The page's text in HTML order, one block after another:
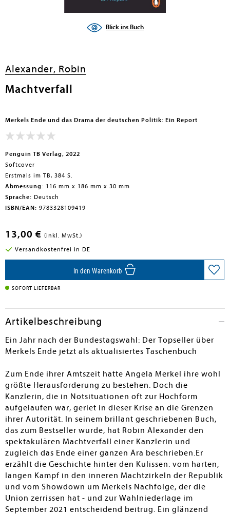
Blick ins Buch
Alexander, Robin
Machtverfall
Merkels Ende und das Drama der deutschen Politik: Ein Report
Penguin TB Verlag, 2022
Softcover
Erstmals im TB, 384 S.
Abmessung: 116 mm x 186 mm x 30 mm
Sprache: Deutsch
ISBN/EAN: 9783328109419
13,00 € (inkl. MwSt.)
Versandkostenfrei in DE
In den Warenkorb
SOFORT LIEFERBAR
Artikelbeschreibung
Ein Jahr nach der Bundestagswahl: Der Topseller über
Merkels Ende jetzt als aktualisiertes Taschenbuch
Zum Ende ihrer Amtszeit hatte Angela Merkel ihre wohl
größte Herausforderung zu bestehen. Doch die
Kanzlerin, die in Notsituationen oft zur Hochform
aufgelaufen war, geriet in dieser Krise an die Grenzen
ihrer Autorität. In seinem brillant geschriebenen Buch,
das zum Bestseller wurde, hat Robin Alexander den
spektakulären Machtverfall einer Kanzlerin und
zugleich das Ende einer ganzen Ära beschrieben.Er
erzählt die Geschichte hinter den Kulissen: vom harten,
langen Kampf in den inneren Machtzirkeln der Republik
und vom Showdown um Merkels Nachfolge, der die
Union zerrissen hat - und zur Wahlniederlage im
September 2021 entscheidend beitrug. Ein glänzend